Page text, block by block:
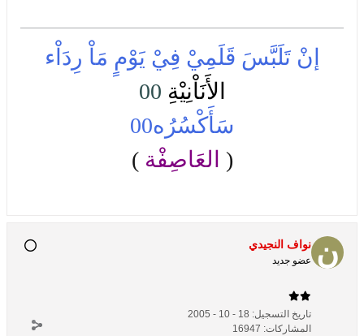
إنْ تَلَبَّسَ قَلَمِيْ فِيْ يَوْمٍ مَاْ رِدَاْء
الأَنَاْنِيْةِ
سَأَكْسُرُه00
( العَاصِفْة )
نواف النجيدي
عضو جديد
تاريخ التسجيل: 18 - 10 - 2005
المشاركات: 16947